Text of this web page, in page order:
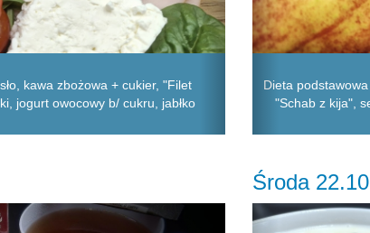
kawa zbożowa + cukier, "Filet
jogurt owocowy b/ cukru, jabłko
Dieta
"Schab z kija",
Środa
Previous